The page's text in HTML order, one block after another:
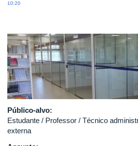
10:20
Público-alvo:
Estudante / Professor / Técnico
externa